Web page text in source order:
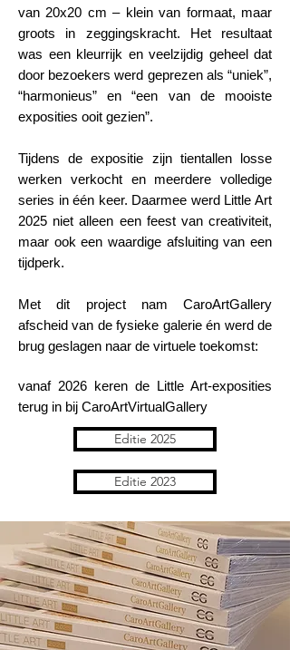
van 20x20 cm – klein van formaat, maar
groots in zeggingskracht. Het resultaat
was een kleurrijk en veelzijdig geheel dat
door bezoekers werd geprezen als “uniek”,
“harmonieus” en “een van de mooiste
exposities ooit gezien”.
Tijdens de expositie zijn tientallen losse
werken verkocht en meerdere volledige
series in één keer. Daarmee werd Little Art
2025 niet alleen een feest van creativiteit,
maar ook een waardige afsluiting van een
tijdperk.
Met dit project nam CaroArtGallery
afscheid van de fysieke galerie én werd de
brug geslagen naar de virtuele toekomst:
vanaf 2026 keren de Little Art-exposities
terug in bij CaroArtVirtualGallery
Editie 2025
Editie 2023